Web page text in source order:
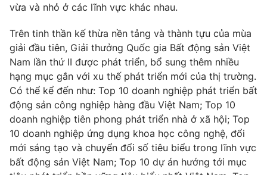
vừa và nhỏ ở các lĩnh vực khác nhau.
Trên tinh thần kế thừa nền tảng và thành tựu của mùa
giải đầu tiên, Giải thưởng Quốc gia Bất động sản Việt
Nam lần thứ II được phát triển, bổ sung thêm nhiều
hạng mục gắn với xu thế phát triển mới của thị trường.
Có thể kể đến như: Top 10 doanh nghiệp phát triển bất
động sản công nghiệp hàng đầu Việt Nam; Top 10
doanh nghiệp tiên phong phát triển nhà ở xã hội; Top
10 doanh nghiệp ứng dụng khoa học công nghệ, đổi
mới sáng tạo và chuyển đổi số tiêu biểu trong lĩnh vực
bất động sản Việt Nam; Top 10 dự án hướng tới mục